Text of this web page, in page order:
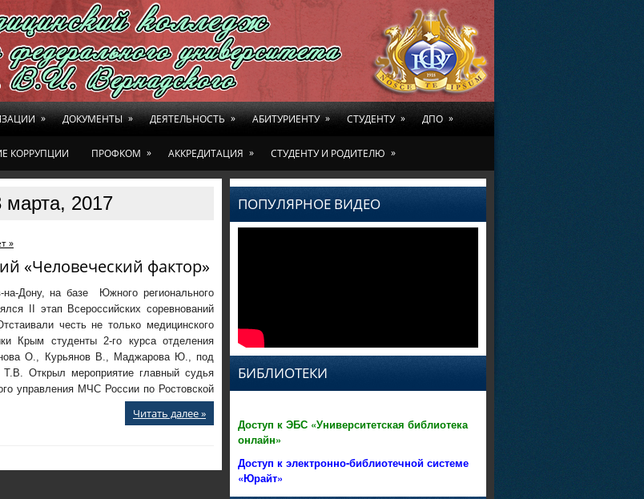
» ДОКУМЕНТЫ » ДЕЯТЕЛЬНОСТЬ » АБИТУРИЕНТУ » СТУДЕНТУ » ДПО »
КОРРУПЦИИ ПРОФКОМ » АККРЕДИТАЦИЯ » СТУДЕНТУ И РОДИТЕЛЮ »
2017
»
«Человеческий фактор»
Дону, на базе Южного регионального
II этап Всероссийских соревнований
честь не только медицинского
Крым студенты 2-го курса отделения
О., Курьянов В., Маджарова Ю., под
Т.В. Открыл мероприятие главный судья
управления МЧС России по Ростовской
Читать далее »
ПОПУЛЯРНОЕ ВИДЕО
БИБЛИОТЕКИ
Доступ к ЭБС «Университетская библиотека
онлайн»
Доступ к электронно-библиотечной системе
«Юрайт»